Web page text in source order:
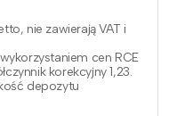
nie zawierają VAT i
cen RCE
korekcyjny 1,23.
depozytu